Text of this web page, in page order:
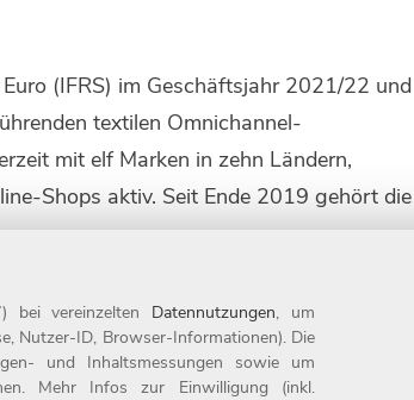
(IFRS) im Geschäftsjahr 2021/22 und
textilen Omnichannel-
mit elf Marken in zehn Ländern,
Shops aktiv. Seit Ende 2019 gehört die
zum zehnten Mal in Folge als Top-
Teil der Otto Group. Weitere
bei vereinzelten Datennutzungen, um
Nutzer-ID, Browser-Informationen). Die
und Inhaltsmessungen sowie um
Mehr Infos zur Einwilligung (inkl.